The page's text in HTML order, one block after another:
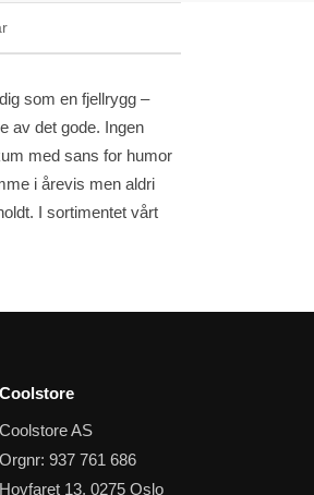
som en fjellrygg –
av det gode. Ingen
med sans for humor
i årevis men aldri
I sortimentet vårt
Coolstore
Coolstore AS
Orgnr: 937 761 686
Hovfaret 13, 0275 Oslo